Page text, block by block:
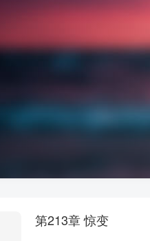
第213章 惊变